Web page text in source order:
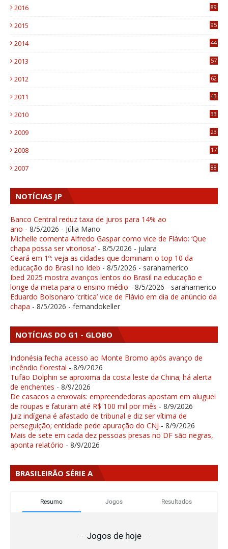
2016
89
2015
95
2014
44
2013
57
2012
62
2011
43
2010
33
2009
23
2008
17
2007 88
NOTÍCIAS JP
Banco Central reduz taxa de juros para 14% ao
ano - 8/5/2026 - Júlia Mano
Michelle comenta Alfredo Gaspar como vice de Flávio: ‘Que
chapa possa ser vitoriosa’ - 8/5/2026 - julara
Ceará em 1º: veja as cidades que dominam o top 10 da
educação do Brasil no Ideb - 8/5/2026 - sarahamerico
Ibed 2025 mostra avanços lentos do Brasil na educação e
longe da meta para o ensino médio - 8/5/2026 - sarahamerico
Eduardo Bolsonaro ‘critica’ vice de Flávio em dia de anúncio da
chapa - 8/5/2026 - fernandokeller
NOTÍCIAS DO G1 - GLOBO
Indonésia fecha acesso ao Monte Bromo após avanço de
incêndio florestal - 8/9/2026
Tufão Dolphin se aproxima da costa leste da China; há alerta
de enchentes - 8/9/2026
De casacos a enxovais: empreendedoras apostam em aluguel
de roupas e faturam até R$ 100 mil por mês - 8/9/2026
Juiz indígena é afastado de tribunal e diz ser vítima de
perseguição; entidade pede apuração do CNJ - 8/9/2026
Mais de sete em cada dez pessoas presas no DF são negras,
aponta relatório - 8/9/2026
BRASILEIRÃO SÉRIE A
Resumo Jogos Resultados
Jogos de hoje